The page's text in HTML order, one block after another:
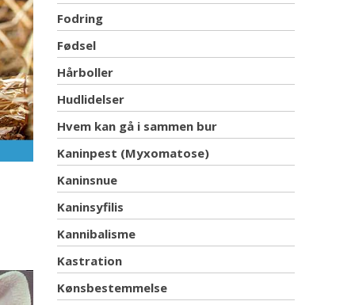
Fodring
Fødsel
Hårboller
Hudlidelser
Hvem kan gå i sammen bur
Kaninpest (Myxomatose)
Kaninsnue
Kaninsyfilis
Kannibalisme
Kastration
Kønsbestemmelse